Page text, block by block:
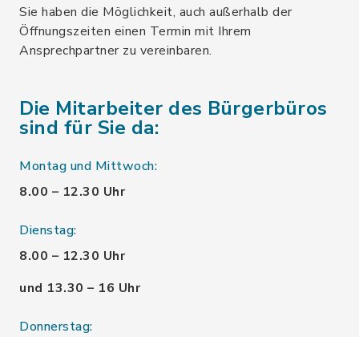
Sie haben die Möglichkeit, auch außerhalb der
Öffnungszeiten einen Termin mit Ihrem
Ansprechpartner zu vereinbaren.
Die Mitarbeiter des Bürgerbüros
sind für Sie da:
Montag und Mittwoch:
8.00 – 12.30 Uhr
Dienstag:
8.00 – 12.30 Uhr
und 13.30 – 16 Uhr
Donnerstag: